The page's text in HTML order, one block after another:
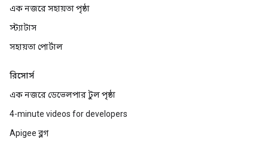
এক নজরে সহায়তা পৃষ্ঠা
স্ট্যাটাস
সহায়তা পোর্টাল
রিসোর্স
এক নজরে ডেভেলপার টুল পৃষ্ঠা
4-minute videos for developers
Apigee ব্লগ